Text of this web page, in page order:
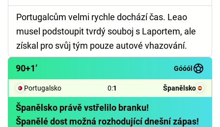
Portugalcům velmi rychle dochází čas. Leao
musel podstoupit tvrdý souboj s Laportem, ale
získal pro svůj tým pouze autové vhazování.
90+1’ Góóól
Portugalsko 0:1 Španělsko
Španělsko právě vstřelilo branku!
Španělé dost možná rozhodující dnešní zápas!